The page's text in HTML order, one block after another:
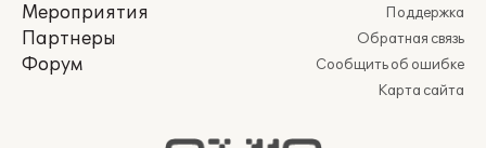
Мероприятия
Партнеры
Форум
Поддержка
Обратная связь
Сообщить об ошибке
Карта сайта